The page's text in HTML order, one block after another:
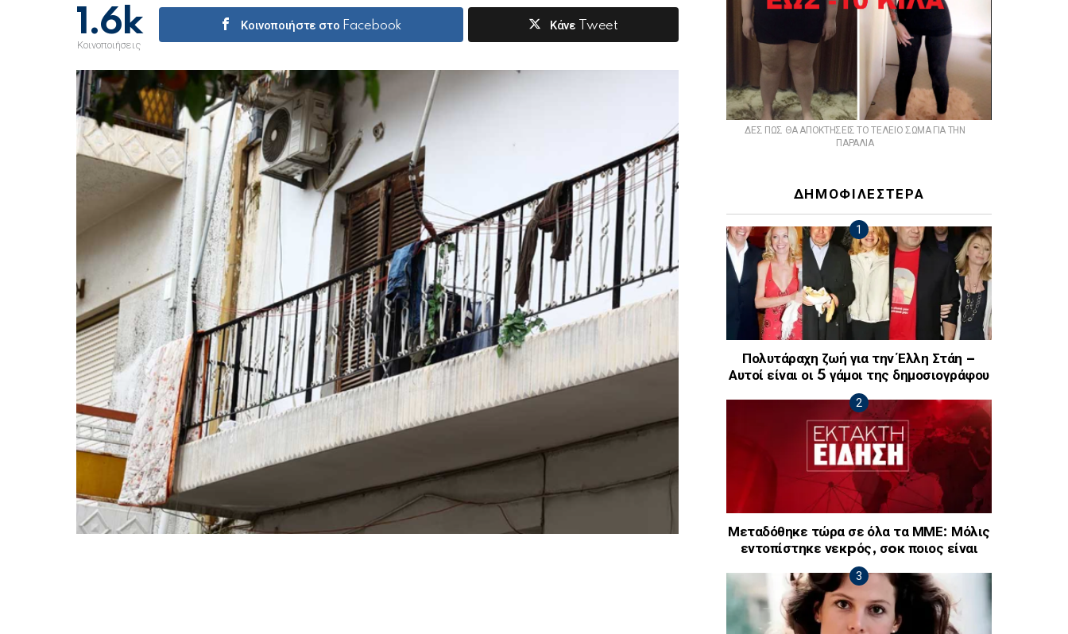
1.6k
Κοινοποιήσεις
Κοινοποιήστε στο Facebook Κάνε Tweet
ΔΕΣ ΠΩΣ ΘΑ ΑΠΟΚΤΗΣΕΙΣ ΤΟ ΤΕΛΕΙΟ ΣΩΜΑ ΓΙΑ ΤΗΝ
ΠΑΡΑΛΙΑ
ΔΗΜΟΦΙΛΕΣΤΕΡΑ
Πολυτάραχη ζωή για την Έλλη Στάη –
Αυτοί είναι οι 5 γάμοι της δημοσιογράφου
Μεταδόθηκε τώρα σε όλα τα ΜΜΕ: Μόλις
εντοπίστηκε νεκpός, σoκ ποιος είναι